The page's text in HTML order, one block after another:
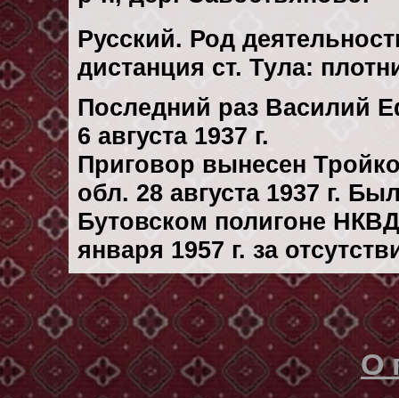
Русский. Род
дистанция ст. Тула:
Последний раз Василий
6 августа 1937 г.
Приговор вынесен
обл. 28 августа 1937 г.
Бутовском полигоне
января 1957 г. за
О